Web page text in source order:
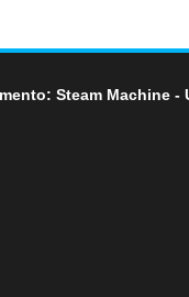
Steam Machine